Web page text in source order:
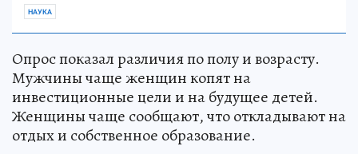
НАУКА
Опрос показал различия по полу и возрасту.
Мужчины чаще женщин копят на
инвестиционные цели и на будущее детей.
Женщины чаще сообщают, что откладывают на
отдых и собственное образование.